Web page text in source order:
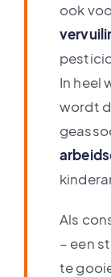
ook
In heel
wordt
Als
– een
te